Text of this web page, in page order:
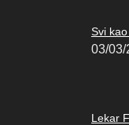
Svi
03/03/
Lekar